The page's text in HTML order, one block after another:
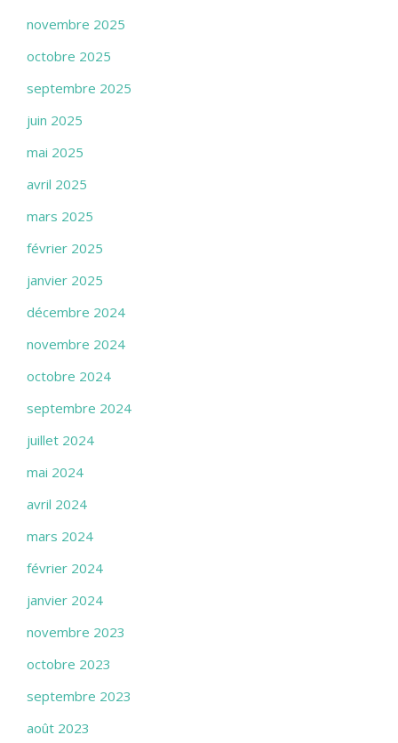
novembre 2025
octobre 2025
septembre 2025
juin 2025
mai 2025
avril 2025
mars 2025
février 2025
janvier 2025
décembre 2024
novembre 2024
octobre 2024
septembre 2024
juillet 2024
mai 2024
avril 2024
mars 2024
février 2024
janvier 2024
novembre 2023
octobre 2023
septembre 2023
août 2023